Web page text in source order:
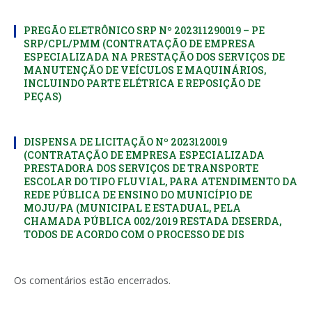
PREGÃO ELETRÔNICO SRP Nº 202311290019 – PE
SRP/CPL/PMM (CONTRATAÇÃO DE EMPRESA
ESPECIALIZADA NA PRESTAÇÃO DOS SERVIÇOS DE
MANUTENÇÃO DE VEÍCULOS E MAQUINÁRIOS,
INCLUINDO PARTE ELÉTRICA E REPOSIÇÃO DE
PEÇAS)
DISPENSA DE LICITAÇÃO Nº 2023120019
(CONTRATAÇÃO DE EMPRESA ESPECIALIZADA
PRESTADORA DOS SERVIÇOS DE TRANSPORTE
ESCOLAR DO TIPO FLUVIAL, PARA ATENDIMENTO DA
REDE PÚBLICA DE ENSINO DO MUNICÍPIO DE
MOJU/PA (MUNICIPAL E ESTADUAL, PELA
CHAMADA PÚBLICA 002/2019 RESTADA DESERDA,
TODOS DE ACORDO COM O PROCESSO DE DIS
Os comentários estão encerrados.